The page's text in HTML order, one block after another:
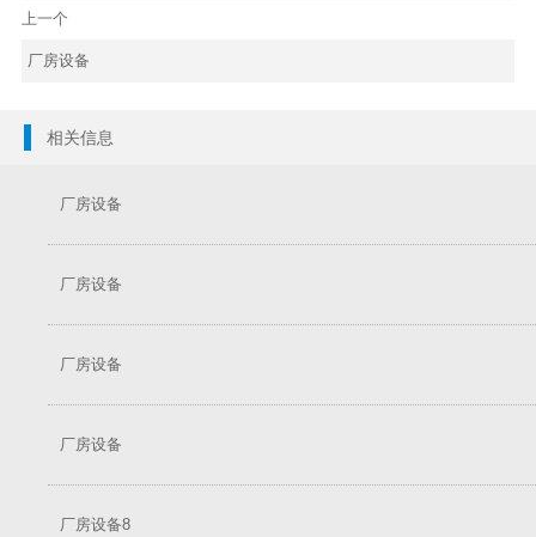
上一个
厂房设备
相关信息
厂房设备
厂房设备
厂房设备
厂房设备
厂房设备8